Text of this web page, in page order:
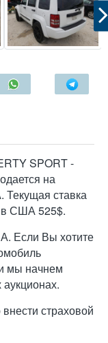
SPORT -
на
ставка
в США 525$.
Если Вы хотите
мы начнем
аукционах.
страховой